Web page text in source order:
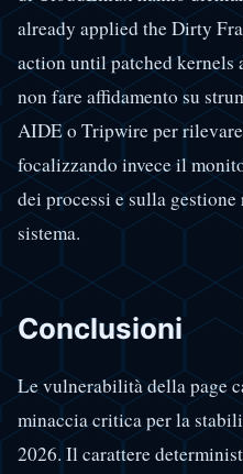
already applied the Dirty
action until patched kernels
non fare affidamento su
AIDE o Tripwire per
focalizzando invece il
dei processi e sulla
sistema.
Conclusioni
Le vulnerabilità della page
minaccia critica per la
2026. Il carattere